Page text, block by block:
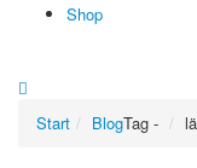
Shop
Start BlogTag -